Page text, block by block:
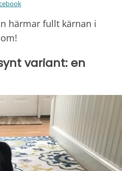
härmar fullt kärnan i
variant: en